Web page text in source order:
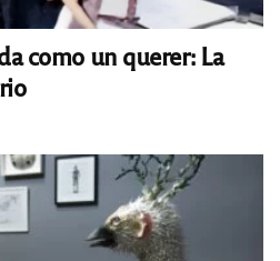
como un querer: La